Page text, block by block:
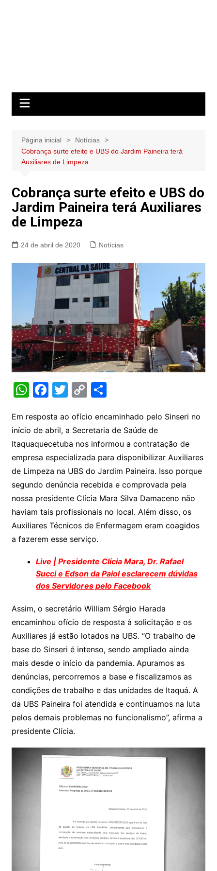
Página inicial
Notícias
Cobrança surte efeito e UBS do Jardim Paineira terá
Auxiliares de Limpeza
Cobrança surte efeito e UBS do
Jardim Paineira terá Auxiliares
de Limpeza
24 de abril de 2020 Notícias
W
at
s
A
p
p
F
c
e
b
o
o
k
T
itt
er
C
p
y
Li
n
k
S
ar
e
Em resposta ao ofício encaminhado pelo Sinseri no
início de abril, a Secretaria de Saúde de
Itaquaquecetuba nos informou a contratação de
empresa especializada para disponibilizar Auxiliares
de Limpeza na UBS do Jardim Paineira. Isso porque
segundo denúncia recebida e comprovada pela
nossa presidente Clícia Mara Silva Damaceno não
haviam tais profissionais no local. Além disso, os
Auxiliares Técnicos de Enfermagem eram coagidos
a fazerem esse serviço.
Live | Presidente Clícia Mara, Dr. Rafael
Succi e Edson da Paiol esclarecem dúvidas
dos Servidores pelo Facebook
Assim, o secretário William Sérgio Harada
encaminhou ofício de resposta à solicitação e os
Auxiliares já estão lotados na UBS. “O trabalho de
base do Sinseri é intenso, sendo ampliado ainda
mais desde o início da pandemia. Apuramos as
denúncias, percorremos a base e fiscalizamos as
condições de trabalho e das unidades de Itaquá. A
da UBS Paineira foi atendida e continuamos na luta
pelos demais problemas no funcionalismo”, afirma a
presidente Clícia.